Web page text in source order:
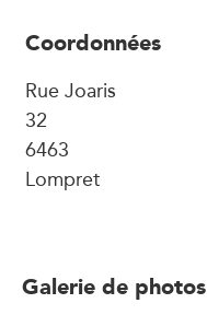
Coordonnées
Rue Joaris
32
6463
Lompret
Galerie de photos